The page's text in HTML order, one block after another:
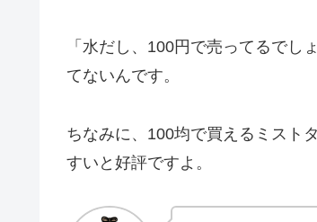
「水だし、100円で売ってるで
てないんです。
ちなみに、100均で買えるミスト
すいと好評ですよ。